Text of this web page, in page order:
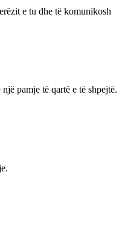
e tu dhe të komunikosh
pamje të qartë e të shpejtë.